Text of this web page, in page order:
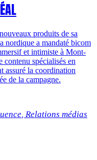
produits de sa
nordique a mandaté bicom
et intimiste à Mont-
contenu spécialisés en
assuré la coordination
de la campagne.
, Relations médias